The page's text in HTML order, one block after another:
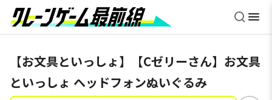
【お文具といっしょ】【Cゼリーさん】お文具
といっしょ ヘッドフォンぬいぐるみ